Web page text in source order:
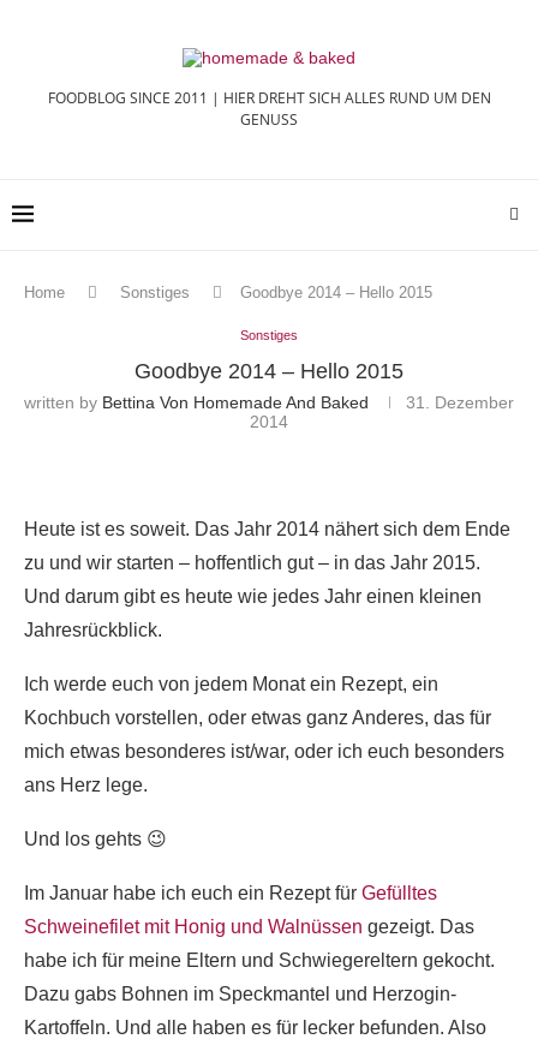
FOODBLOG SINCE 2011 | HIER DREHT SICH ALLES RUND UM DEN
GENUSS
Home Sonstiges Goodbye 2014 – Hello 2015
Sonstiges
Goodbye 2014 – Hello 2015
written by Bettina Von Homemade And Baked
31. Dezember
2014
Heute ist es soweit. Das Jahr 2014 nähert sich dem Ende
zu und wir starten – hoffentlich gut – in das Jahr 2015.
Und darum gibt es heute wie jedes Jahr einen kleinen
Jahresrückblick.
Ich werde euch von jedem Monat ein Rezept, ein
Kochbuch vorstellen, oder etwas ganz Anderes, das für
mich etwas besonderes ist/war, oder ich euch besonders
ans Herz lege.
Und los gehts 😉
Im Januar habe ich euch ein Rezept für Gefülltes
Schweinefilet mit Honig und Walnüssen gezeigt. Das
habe ich für meine Eltern und Schwiegereltern gekocht.
Dazu gabs Bohnen im Speckmantel und Herzogin-
Kartoffeln. Und alle haben es für lecker befunden. Also